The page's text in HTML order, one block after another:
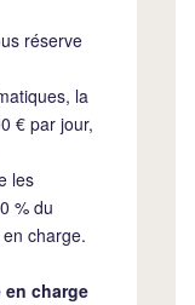
réserve
la
€ par jour,
les
% du
charge.
charge